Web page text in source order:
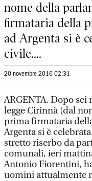
nome della
firmataria della
ad Argenta si è
civile....
20 novembre 2016 02:31
ARGENTA. Dopo
legge Cirinnà (dal
prima firmataria
Argenta si è
stretto riserbo da
comunali, ieri
Antonio Fiorentini,
uomini attualmente